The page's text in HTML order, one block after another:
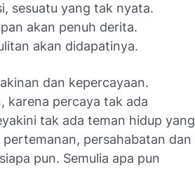
sesuatu yang tak nyata.
akan penuh derita.
akan didapatinya.
dan kepercayaan.
karena percaya tak ada
tak ada teman hidup yang
persahabatan dan
pun. Semulia apa pun